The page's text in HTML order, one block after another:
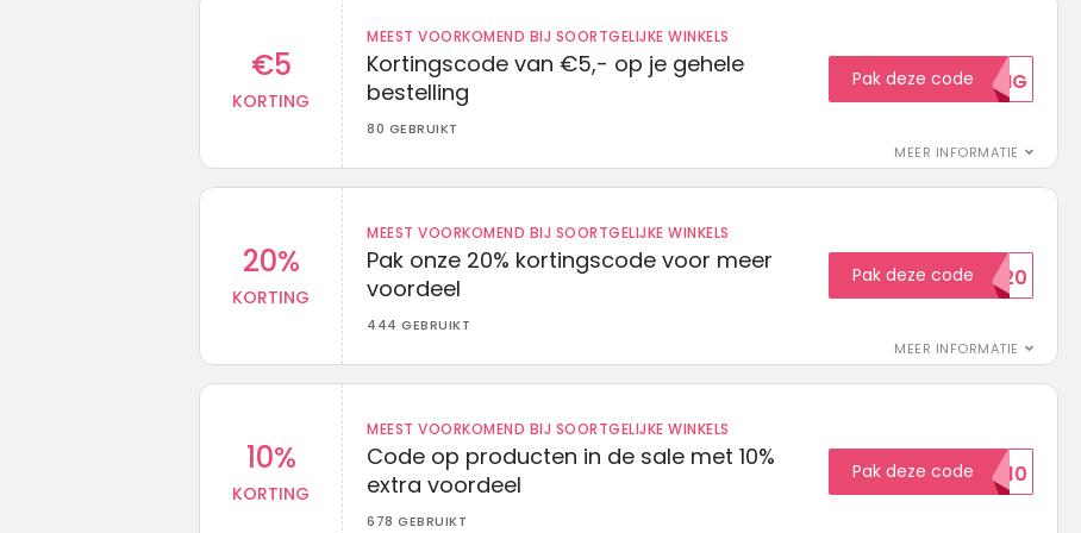
€5
KORTING
MEEST VOORKOMEND BIJ SOORTGELIJKE WINKELS
Kortingscode van €5,- op je gehele
bestelling
80 GEBRUIKT
MEER INFORMATIE
Pak deze code5KORTING
20%
KORTING
MEEST VOORKOMEND BIJ SOORTGELIJKE WINKELS
Pak onze 20% kortingscode voor meer
voordeel
444 GEBRUIKT
MEER INFORMATIE
Pak deze codeEXTRA20
10%
KORTING
MEEST VOORKOMEND BIJ SOORTGELIJKE WINKELS
Code op producten in de sale met 10%
extra voordeel
678 GEBRUIKT
Pak deze codeSALE10